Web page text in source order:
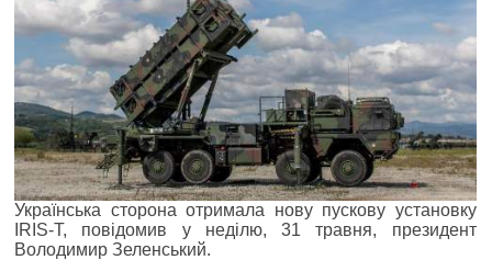
Українська сторона отримала нову пускову установку
IRIS-T, повідомив у неділю, 31 травня, президент
Володимир Зеленський.